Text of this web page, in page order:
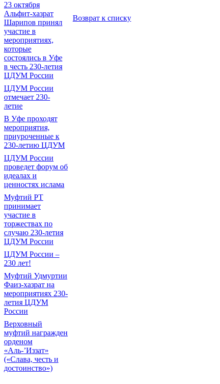
23 октября
Альфит-хазрат
Шарипов принял
участие в
мероприятиях,
которые
состоялись в Уфе
в честь 230-летия
ЦДУМ России
ЦДУМ России
отмечает 230-
летие
В Уфе проходят
мероприятия,
приуроченные к
230-летию ЦДУМ
ЦДУМ России
проведет форум об
идеалах и
ценностях ислама
Муфтий РТ
принимает
участие в
торжествах по
случаю 230-летия
ЦДУМ России
ЦДУМ России –
230 лет!
Муфтий Удмуртии
Фаиз-хазрат на
мероприятиях 230-
летия ЦДУМ
России
Верховный
муфтий награжден
орденом
«Аль-’Иззат»
(«Слава, честь и
достоинство»)
Возврат к списку